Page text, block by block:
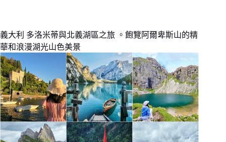
義大利 多洛米蒂與北義湖區之旅 。飽覽阿爾卑斯山的精
華和浪漫湖光山色美景